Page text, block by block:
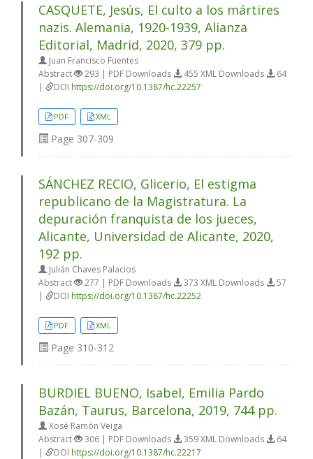
CASQUETE, Jesús, El culto a los mártires
nazis. Alemania, 1920-1939, Alianza
Editorial, Madrid, 2020, 379 pp.
Juan Francisco Fuentes
Abstract
293 | PDF Downloads 455 XML Downloads
64
|
DOI https://doi.org/10.1387/hc.22257
PDF XML
Page 307-309
SÁNCHEZ RECIO, Glicerio, El estigma
republicano de la Magistratura. La
depuración franquista de los jueces,
Alicante, Universidad de Alicante, 2020,
192 pp.
Julián Chaves Palacios
Abstract
277 | PDF Downloads 373 XML Downloads
57
|
DOI https://doi.org/10.1387/hc.22252
PDF XML
Page 310-312
BURDIEL BUENO, Isabel, Emilia Pardo
Bazán, Taurus, Barcelona, 2019, 744 pp.
Xosé Ramón Veiga
Abstract
306 | PDF Downloads 359 XML Downloads
64
|
DOI https://doi.org/10.1387/hc.22217